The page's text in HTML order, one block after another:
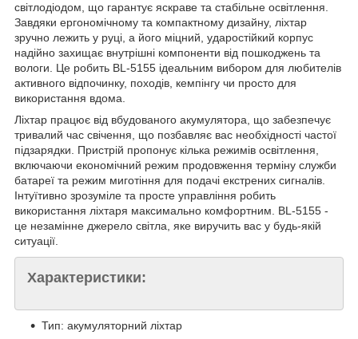
світлодіодом, що гарантує яскраве та стабільне освітлення.
Завдяки ергономічному та компактному дизайну, ліхтар
зручно лежить у руці, а його міцний, ударостійкий корпус
надійно захищає внутрішні компоненти від пошкоджень та
вологи. Це робить BL-5155 ідеальним вибором для любителів
активного відпочинку, походів, кемпінгу чи просто для
використання вдома.
Ліхтар працює від вбудованого акумулятора, що забезпечує
тривалий час свічення, що позбавляє вас необхідності частої
підзарядки. Пристрій пропонує кілька режимів освітлення,
включаючи економічний режим продовження терміну служби
батареї та режим миготіння для подачі екстрених сигналів.
Інтуїтивно зрозуміле та просте управління робить
використання ліхтаря максимально комфортним. BL-5155 -
це незамінне джерело світла, яке виручить вас у будь-якій
ситуації.
Характеристики:
Тип: акумуляторний ліхтар